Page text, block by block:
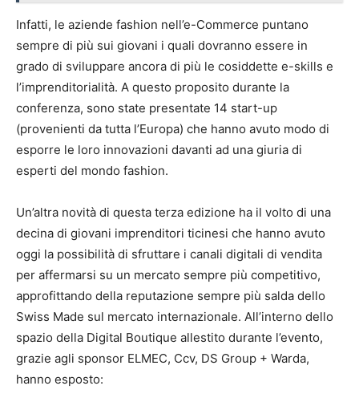
Infatti, le aziende fashion nell’e-Commerce puntano
sempre di più sui giovani i quali dovranno essere in
grado di sviluppare ancora di più le cosiddette e-skills e
l’imprenditorialità. A questo proposito durante la
conferenza, sono state presentate 14 start-up
(provenienti da tutta l’Europa) che hanno avuto modo di
esporre le loro innovazioni davanti ad una giuria di
esperti del mondo fashion.
Un’altra novità di questa terza edizione ha il volto di una
decina di giovani imprenditori ticinesi che hanno avuto
oggi la possibilità di sfruttare i canali digitali di vendita
per affermarsi su un mercato sempre più competitivo,
approfittando della reputazione sempre più salda dello
Swiss Made sul mercato internazionale. All’interno dello
spazio della Digital Boutique allestito durante l’evento,
grazie agli sponsor ELMEC, Ccv, DS Group + Warda,
hanno esposto: